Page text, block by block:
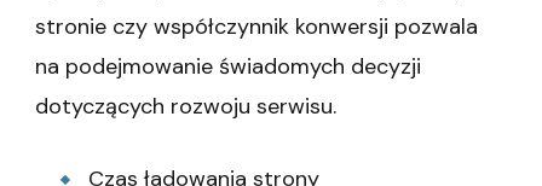
stronie czy współczynnik konwersji pozwala
na podejmowanie świadomych decyzji
dotyczących rozwoju serwisu.
Czas ładowania strony